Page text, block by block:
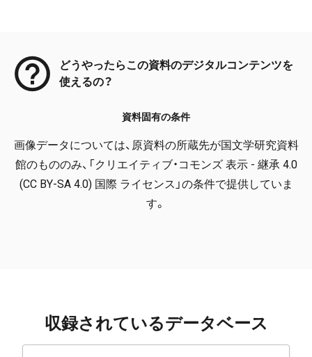
どうやったらこの資料のデジタルコンテンツを
使えるの？
資料固有の条件
画像データについては、原資料の所蔵先が国文学研究資料
館のもののみ、「クリエイティブ・コモンズ 表示 - 継承 4.0
(CC BY-SA 4.0) 国際 ライセンス」の条件で提供していま
す。
収録されているデータベース